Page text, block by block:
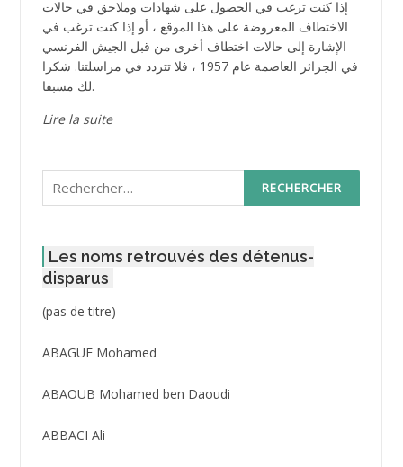
إذا كنت ترغب في الحصول على شهادات وملاحق في حالات
الاختطاف المعروضة على هذا الموقع ، أو إذا كنت ترغب في
الإشارة إلى حالات اختطاف أخرى من قبل الجيش الفرنسي
في الجزائر العاصمة عام 1957 ، فلا تتردد في مراسلتنا. شكرا
لك مسبقا.
Lire la suite
Rechercher :
Les noms retrouvés des détenus-
disparus
(pas de titre)Post
3416
ABAGUE Mohamed
ABAOUB Mohamed ben Daoudi
ABBACI Ali